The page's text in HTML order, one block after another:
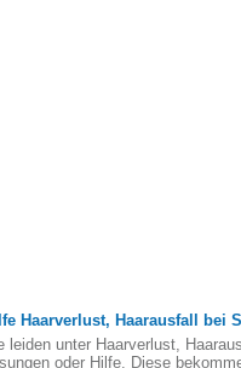
Haarverlust, Haarausfall bei
leiden unter Haarverlust,
oder Hilfe. Diese